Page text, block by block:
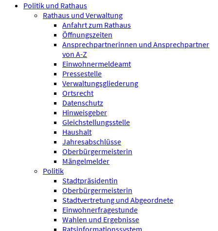
Politik und Rathaus
Rathaus und Verwaltung
Anfahrt zum Rathaus
Öffnungszeiten
Ansprechpartnerinnen und Ansprechpartner
von A-Z
Einwohnermeldeamt
Pressestelle
Verwaltungsgliederung
Ortsrecht
Datenschutz
Hinweisgeber
Gleichstellungsstelle
Haushalt
Jahresabschlüsse
Oberbürgermeisterin
Mängelmelder
Politik
Stadtpräsidentin
Oberbürgermeisterin
Stadtvertretung und Abgeordnete
Einwohnerfragestunde
Wahlen und Ergebnisse
Ratsinformationssystem